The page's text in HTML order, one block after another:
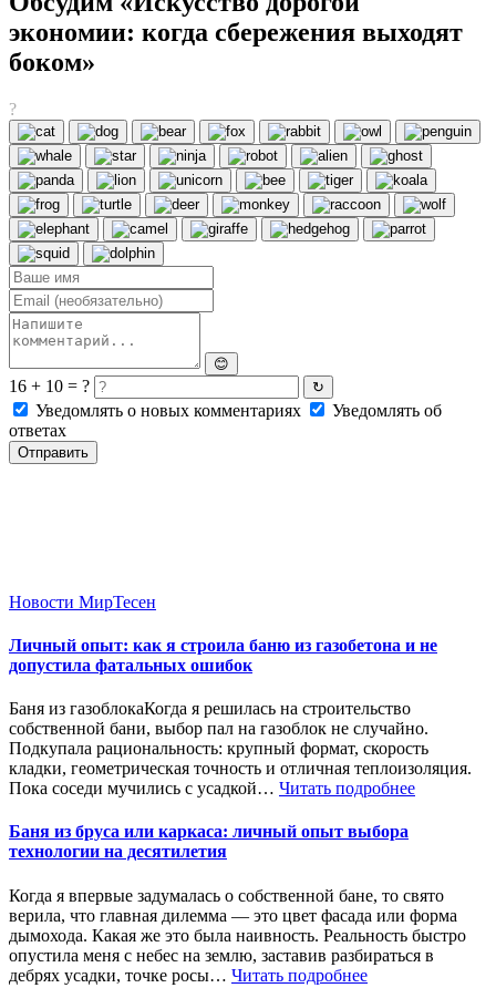
экономии: когда сбережения выходят
боком»
?
😊
16 + 10 = ? ↻
Уведомлять о новых комментариях
Уведомлять об
ответах
Отправить
Новости МирТесен
Личный опыт: как я строила баню из газобетона и не
допустила фатальных ошибок
Баня из газоблокаКогда я решилась на строительство
собственной бани, выбор пал на газоблок не случайно.
Подкупала рациональность: крупный формат, скорость
кладки, геометрическая точность и отличная теплоизоляция.
Пока соседи мучились с усадкой… Читать подробнее
Баня из бруса или каркаса: личный опыт выбора
технологии на десятилетия
Когда я впервые задумалась о собственной бане, то свято
верила, что главная дилемма — это цвет фасада или форма
дымохода. Какая же это была наивность. Реальность быстро
опустила меня с небес на землю, заставив разбираться в
дебрях усадки, точке росы… Читать подробнее